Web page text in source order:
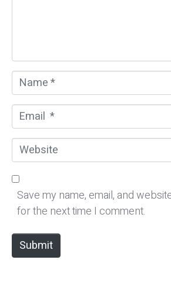
a
m
e
*
m
a
i
l
W
e
b
Save my name, email, and
for the next time I comment.
Submit